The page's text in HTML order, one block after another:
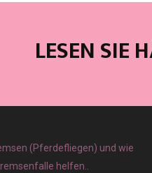
LESEN SIE
(Pferdefliegen) und wie
helfen..